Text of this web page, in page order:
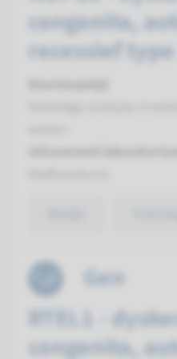
congenita,
recessief type
Gen
RTEL1 -
congenita,